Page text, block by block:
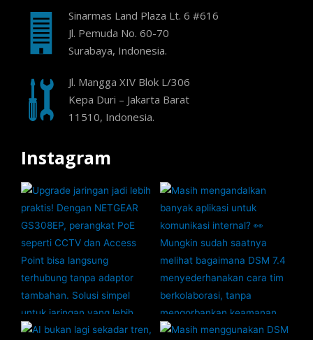
Sinarmas Land Plaza Lt. 6 #616
Jl. Pemuda No. 60-70
Surabaya, Indonesia.
Jl. Mangga XIV Blok L/306
Kepa Duri – Jakarta Barat
11510, Indonesia.
Instagram